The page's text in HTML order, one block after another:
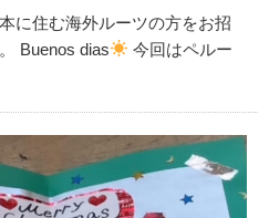
に住む海外ルーツの方をお招
Buenos dias
今回はペルー